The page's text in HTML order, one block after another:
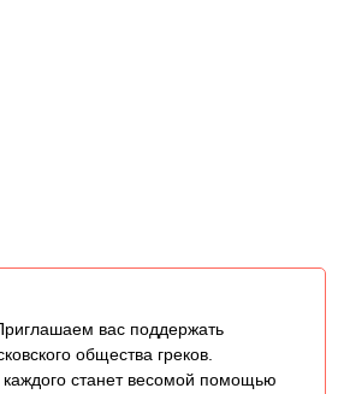
вас поддержать
общества греков.
станет весомой помощью